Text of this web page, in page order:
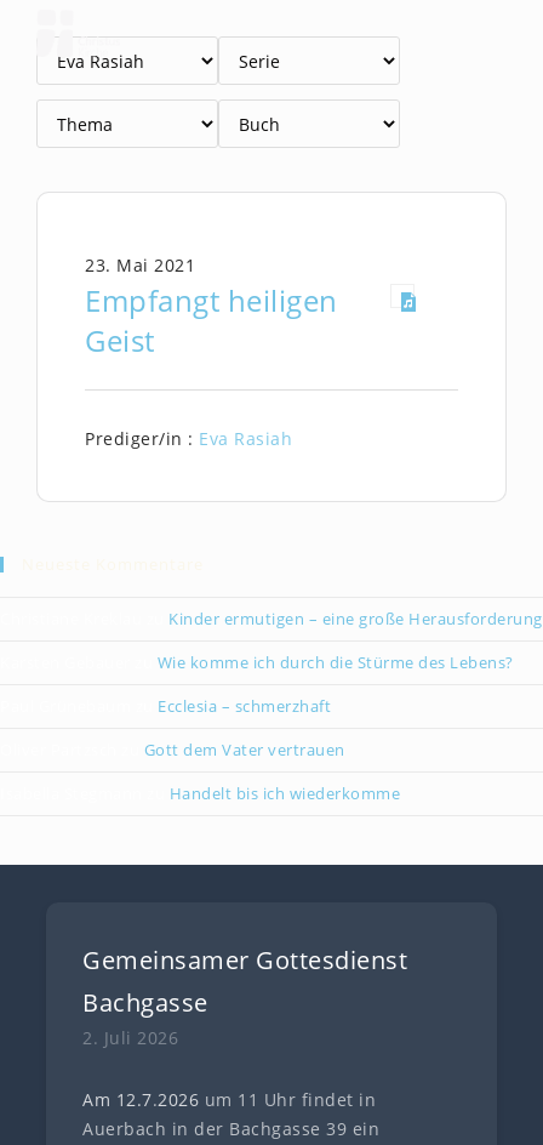
springen
Empfangt heiligen
Geist
23. Mai 2021
Prediger/in : Eva Rasiah
Kinder ermutigen – eine große Herausforderung
Wie komme ich durch die Stürme des Lebens?
Ecclesia – schmerzhaft
Gott dem Vater vertrauen
Handelt bis ich wiederkomme
Gemeinsamer Gottesdienst
Bachgasse
2. Juli 2026
Am 12.7.2026 um 11 Uhr findet in
Auerbach in der Bachgasse 39 ein